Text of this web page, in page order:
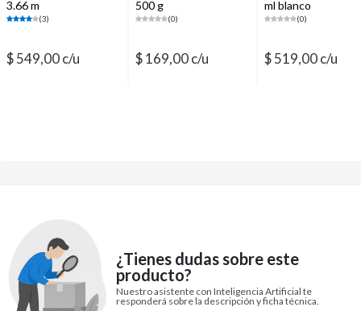
3.66 m
(3)
$ 549,00 c/u
500 g
(0)
$ 169,00 c/u
ml blanco
(0)
$ 519,00 c/u
¿Tienes dudas sobre este
producto?
Nuestro asistente con Inteligencia Artificial te
responderá sobre la descripción y ficha técnica.